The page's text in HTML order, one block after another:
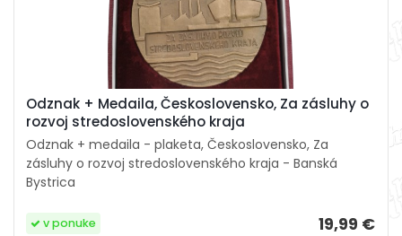
Odznak + Medaila, Československo, Za zásluhy o
rozvoj stredoslovenského kraja
Odznak + medaila - plaketa, Československo, Za
zásluhy o rozvoj stredoslovenského kraja - Banská
Bystrica
19,99 €
v ponuke